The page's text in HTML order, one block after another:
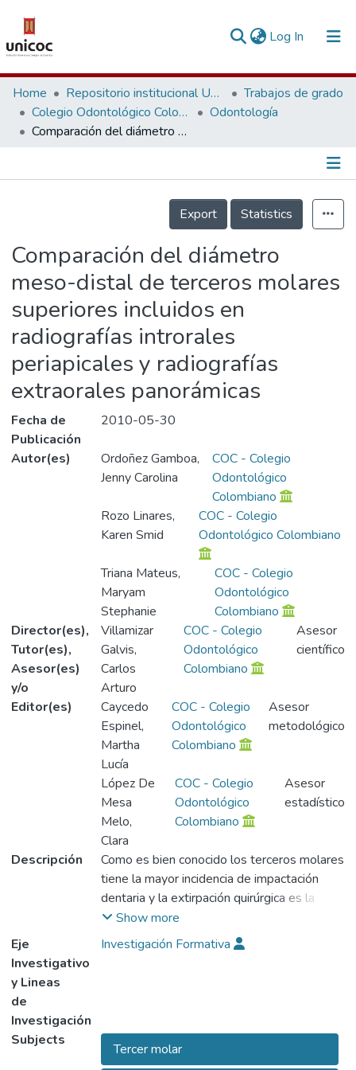
Log In (current)
Communities & Collections
Research Outputs
People
Home Repositorio institucional Unicoc, RI-unicoc
Trabajos de grado
Colegio Odontológico Colombiano
Odontología
Comparación del diámetro meso-distal de terceros molares superiores incluidos en radiografías introrales periapicales y radiografías extraorales panorámicas
Información de la Publicación
Export
Statistics
Comparación del diámetro
meso-distal de terceros molares
superiores incluidos en
radiografías introrales
periapicales y radiografías
extraorales panorámicas
Fecha de
Publicación
2010-05-30
Autor(es)
Ordoñez Gamboa,
Jenny Carolina
COC - Colegio
Odontológico
Colombiano
Rozo Linares,
Karen Smid
COC - Colegio
Odontológico Colombiano
Triana Mateus,
Maryam
Stephanie
COC - Colegio
Odontológico
Colombiano
Director(es),
Tutor(es),
Asesor(es)
y/o
Editor(es)
Villamizar
Galvis,
Carlos
Arturo
COC - Colegio
Odontológico
Colombiano
Asesor
científico
Caycedo
Espinel,
Martha
Lucía
COC - Colegio
Odontológico
Colombiano
Asesor
metodológico
López De
Mesa
Melo,
Clara
COC - Colegio
Odontológico
Colombiano
Asesor
estadístico
Descripción
Como es bien conocido los terceros molares
tiene la mayor incidencia de impactación
dentaria y la extirpación quirúrgica es la
intervención que con más frecuencia
practican los cirujanos maxilofaciales. Al
realizar exodoncias método abierto se
impactado. (MAJOR, 1994) Los cirujanos
maxilofaciales exigen para este tipo de
Show more
Eje
Investigativo
y Lineas
de
Investigación
Investigación Formativa
Subjects
Tercer molar